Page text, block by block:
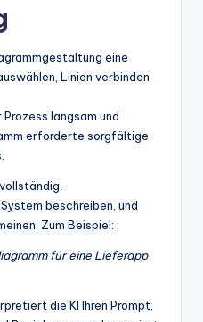
eine
Linien verbinden
langsam und
erforderte sorgfältige
beschreiben, und
Zum Beispiel:
für eine Lieferapp
die KI Ihren Prompt,